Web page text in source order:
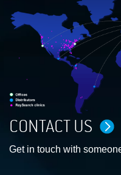
CONTACT US
Get in touch with